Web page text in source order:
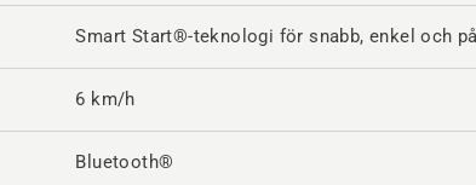
Smart Start®-teknologi för snabb, enkel och
6 km/h
Bluetooth®